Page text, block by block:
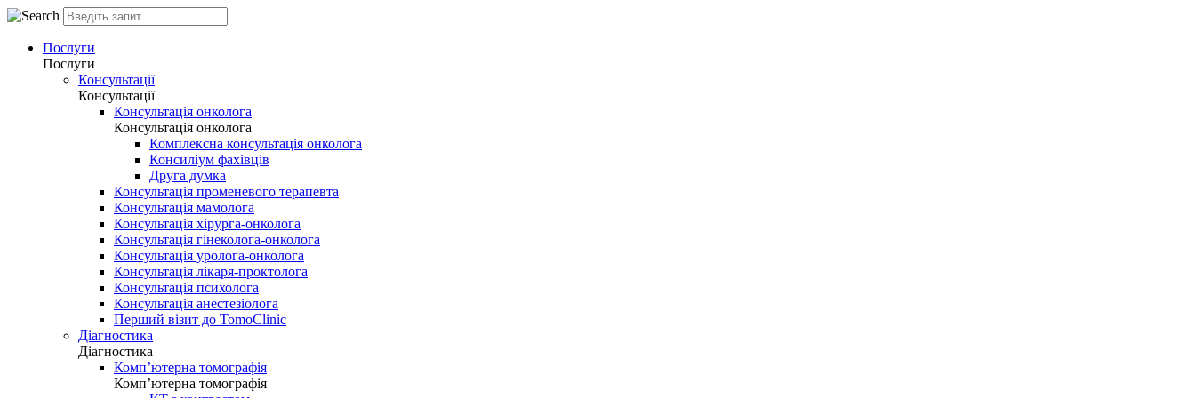
Послуги
Послуги
Консультації
Консультації
Консультація онколога
Консультація онколога
Комплексна консультація онколога
Консиліум фахівців
Друга думка
Консультація променевого терапевта
Консультація мамолога
Консультація хірурга-онколога
Консультація гінеколога-онколога
Консультація уролога-онколога
Консультація лікаря-проктолога
Консультація психолога
Консультація анестезіолога
Перший візит до TomoClinic
Діагностика
Діагностика
Комп’ютерна томографія
Комп’ютерна томографія